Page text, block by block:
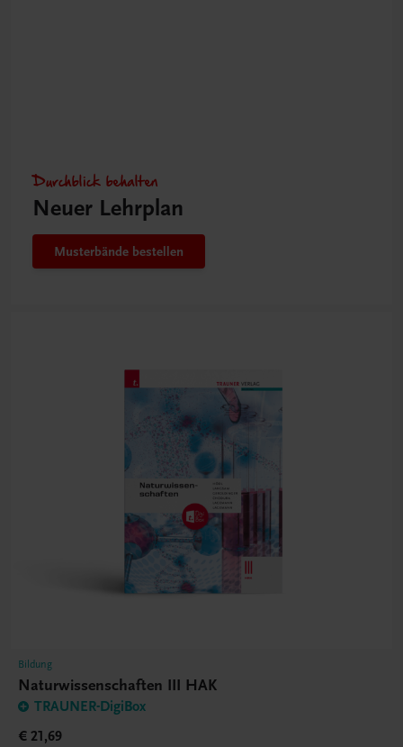
Durchblick behalten
Neuer Lehrplan
Musterbände bestellen
Bildung
Naturwissenschaften III HAK
TRAUNER-DigiBox
€ 21,69